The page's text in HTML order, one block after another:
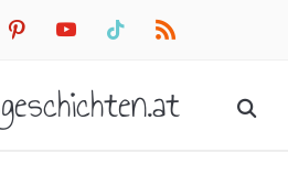
pinterestyoutube tiktok rss